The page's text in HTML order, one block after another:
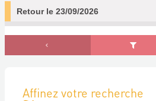
Retour le 23/09/2026
Affinez votre recherche